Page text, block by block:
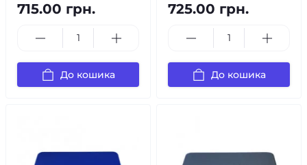
715.00 грн.
До кошика
725.00 грн.
До кошика